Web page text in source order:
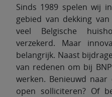
Sinds 1989 spelen wij
gebied van dekking
veel Belgische
verzekerd. Maar
belangrijk. Naast
van redenen om bij
werken. Benieuwd
open solliciteren? Of